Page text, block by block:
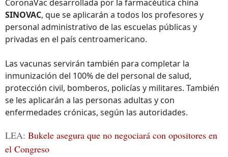
CoronaVac desarrollada por la farmacéutica china
SINOVAC, que se aplicarán a todos los profesores y
personal administrativo de las escuelas públicas y
privadas en el país centroamericano.
Las vacunas servirán también para completar la
inmunización del 100% de del personal de salud,
protección civil, bomberos, policías y militares. También
se les aplicarán a las personas adultas y con
enfermedades crónicas, según las autoridades.
LEA: Bukele asegura que no negociará con opositores en
el Congreso